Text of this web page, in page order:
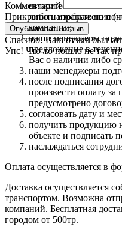
Комментарий
Прикрепить изображение
Спасибо! Ваш отзыв был
Упс! Что-то пошло не так
свяжитесь с нами
либо направьте на
компании;
наши менеджеры
предложение в
Вас о наличии либо
наши менеджеры
после подписания
произвести оплату
предусмотрено
согласовать дату и
получить продукцию
объекте и подписать
наслаждаться
Оплата осуществляется в
Доставка осуществляется
транспортом. Возможна
компаний. Бесплатная
городом от 500тр.